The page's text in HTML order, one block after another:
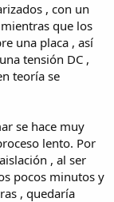
, con un
que los
una placa , así
tensión DC ,
teoría se
se hace muy
lento. Por
, al ser
pocos minutos y
, quedaría